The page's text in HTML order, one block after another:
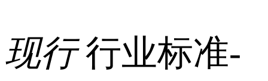
现行 行业标准-